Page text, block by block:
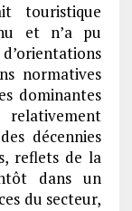
touristique
et n’a pu
normatives
dominantes
décennies
reflets de la
dans un
du secteur,